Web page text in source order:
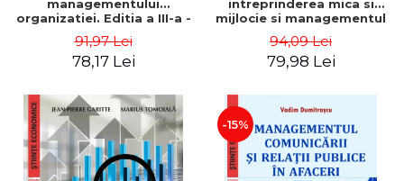
managementului
organizatiei. Editia a III-a -
91,97 Lei
78,17 Lei
intreprinderea mica si
mijlocie si managementul
Nicolescu, Ciprian
Nicolescu
94,09 Lei
79,98 Lei
-15%